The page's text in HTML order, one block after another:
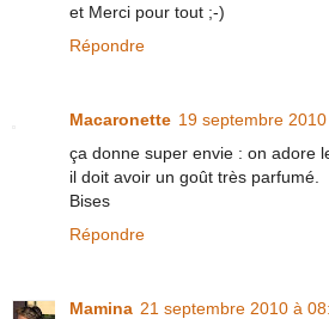
et Merci pour tout ;-)
Répondre
Macaronette 19 septembre
ça donne super envie : on adore
il doit avoir un goût très parfumé.
Bises
Répondre
Mamina 21 septembre 2010 à